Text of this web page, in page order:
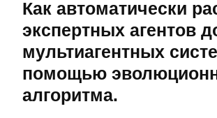
Как автоматически
экспертных агентов
мультиагентных
помощью
алгоритма.